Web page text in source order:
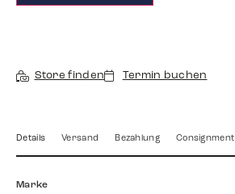
Store finden Termin buchen
Details Versand Bezahlung Consignment
Marke